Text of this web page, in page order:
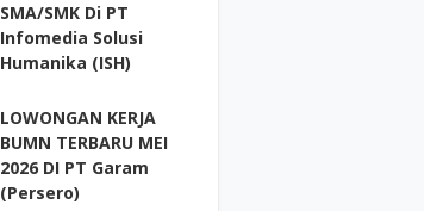
SMA/SMK Di PT
Infomedia Solusi
Humanika (ISH)
LOWONGAN KERJA
BUMN TERBARU MEI
2026 DI PT Garam
(Persero)